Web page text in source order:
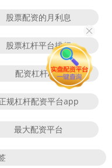
股票配资的月利息
股票杠杆平台排行
配资杠杆APP
规杠杆配资平台app
最大配资平台